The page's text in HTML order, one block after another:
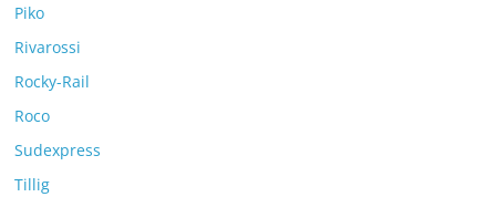
Piko
Rivarossi
Rocky-Rail
Roco
Sudexpress
Tillig